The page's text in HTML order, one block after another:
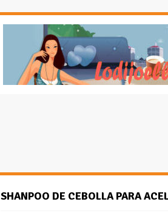
SHANPOO DE CEBOLLA PARA